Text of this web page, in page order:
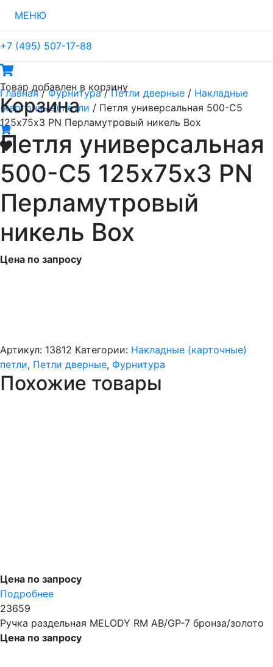
МЕНЮ
+7 (495) 507-17-88
Товар добавлен в корзину
Корзина
Главная/Фурнитура/Петли дверные / Накладные
(карточные) петли / Петля универсальная 500-C5
125х75х3 PN Перламутровый никель Box
Петля универсальная
500-C5 125х75х3 PN
Перламутровый
никель Box
Цена по запросу
Артикул: 13812 Категории: Накладные (карточные)
петли, Петли дверные, Фурнитура
Похожие товары
Цена по запросу
Подробнее
23659
Ручка раздельная MELODY RM AB/GP-7 бронза/золото
Цена по запросу